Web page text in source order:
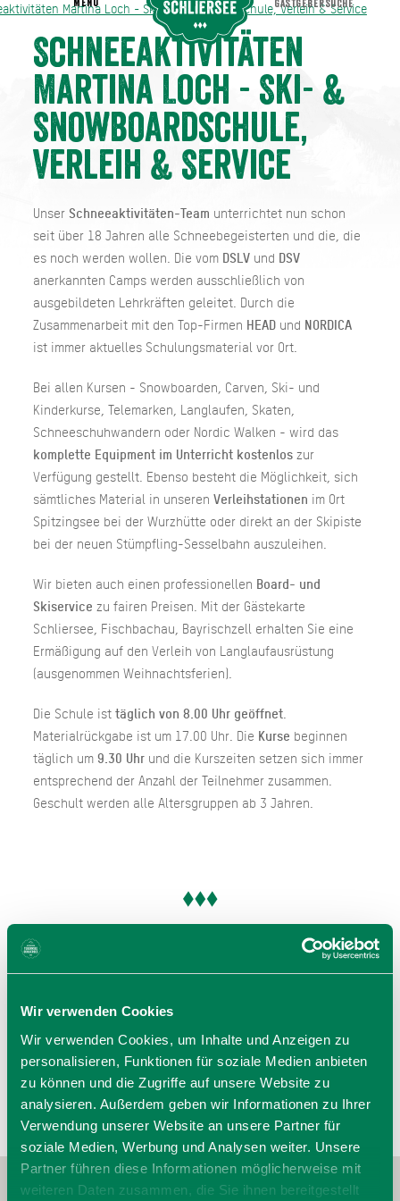
Wir verwenden Cookies
Wir verwenden Cookies, um Inhalte und Anzeigen zu
personalisieren, Funktionen für soziale Medien anbieten
zu können und die Zugriffe auf unsere Website zu
analysieren. Außerdem geben wir Informationen zu Ihrer
Verwendung unserer Website an unsere Partner für
soziale Medien, Werbung und Analysen weiter. Unsere
Partner führen diese Informationen möglicherweise mit
weiteren Daten zusammen, die Sie ihnen bereitgestellt
Martina Loch - Ski- & Snowboardschule, Verleih & Service
Schneeaktivitäten
Martina Loch - Ski- &
Snowboardschule,
Verleih & Service
Unser Schneeaktivitäten-Team unterrichtet nun schon
seit über 18 Jahren alle Schneebegeisterten und die, die
es noch werden wollen. Die vom DSLV und DSV
anerkannten Camps werden ausschließlich von
ausgebildeten Lehrkräften geleitet. Durch die
Zusammenarbeit mit den Top-Firmen HEAD und NORDICA
ist immer aktuelles Schulungsmaterial vor Ort.
Bei allen Kursen - Snowboarden, Carven, Ski- und
Kinderkurse, Telemarken, Langlaufen, Skaten,
Schneeschuhwandern oder Nordic Walken - wird das
komplette Equipment im Unterricht kostenlos zur
Verfügung gestellt. Ebenso besteht die Möglichkeit, sich
sämtliches Material in unseren Verleihstationen im Ort
Spitzingsee bei der Wurzhütte oder direkt an der Skipiste
bei der neuen Stümpfling-Sesselbahn auszuleihen.
Wir bieten auch einen professionellen Board- und
Skiservice zu fairen Preisen. Mit der Gästekarte
Schliersee, Fischbachau, Bayrischzell erhalten Sie eine
Ermäßigung auf den Verleih von Langlaufausrüstung
(ausgenommen Weihnachtsferien).
Die Schule ist täglich von 8.00 Uhr geöffnet.
Materialrückgabe ist um 17.00 Uhr. Die Kurse beginnen
täglich um 9.30 Uhr und die Kurszeiten setzen sich immer
entsprechend der Anzahl der Teilnehmer zusammen.
Geschult werden alle Altersgruppen ab 3 Jahren.
Öffnungszeiten
09:00 Uhr bis 16:30 Uhr täglich im Winter
Martina Loch - Ski- & Snowboardschule, Verleih & Service
MENU GASTGEBERSUCHE